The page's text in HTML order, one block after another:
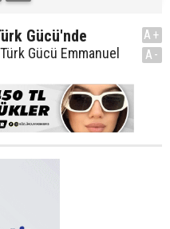
Gücü'nde
Gücü Emmanuel
A+
A-